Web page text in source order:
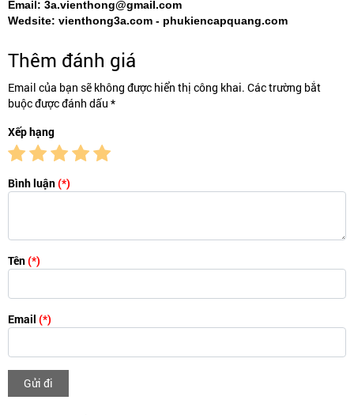
Email: 3a.vienthong@gmail.com
Wedsite: vienthong3a.com - phukiencapquang.com
Thêm đánh giá
Email của bạn sẽ không được hiển thị công khai. Các trường bắt
buộc được đánh dấu *
Xếp hạng
Bình luận(*)
Tên(*)
Email (*)
Gửi đi